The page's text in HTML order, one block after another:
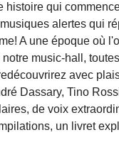
qui
alertes qui
A une époque où
music-hall,
avec
Dassary, Tino
de voix
un livret